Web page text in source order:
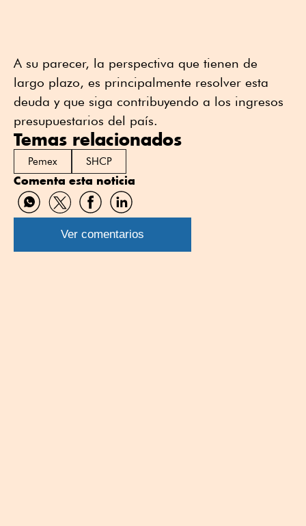
A su parecer, la perspectiva que tienen de
largo plazo, es principalmente resolver esta
deuda y que siga contribuyendo a los ingresos
presupuestarios del país.
Temas relacionados
Pemex SHCP
Comenta esta noticia
Compartir
por
WhatsApp
Compartir
por
Twitter
Compartir
por
Facebook
Compartir
por
Linkedin
Ver comentarios